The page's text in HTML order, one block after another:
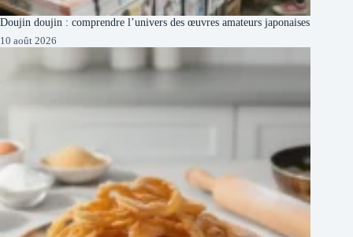
Doujin doujin : comprendre l’univers des œuvres amateurs japonaises
10 août 2026